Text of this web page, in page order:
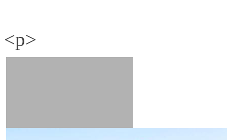
<p>